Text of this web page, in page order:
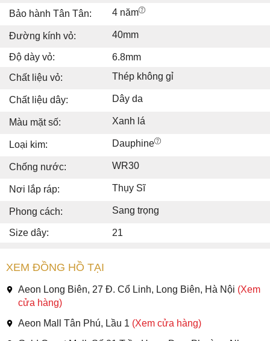
Bảo hành Tân Tân: 4 năm
Đường kính vỏ: 40mm
Độ dày vỏ:
6.8mm
Chất liệu vỏ:
Thép không gỉ
Chất liệu dây: Dây da
Màu mặt số: Xanh lá
Loại kim: Dauphine
Chống nước: WR30
Nơi lắp ráp: Thụy Sĩ
Phong cách: Sang trọng
Size dây: 21
XEM ĐỒNG HỒ TẠI
Aeon Long Biên, 27 Đ. Cổ Linh, Long Biên, Hà Nội (Xem
cửa hàng)
Aeon Mall Tân Phú, Lầu 1 (Xem cửa hàng)